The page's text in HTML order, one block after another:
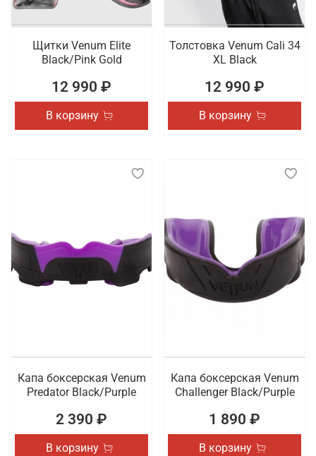
Щитки Venum Elite
Black/Pink Gold
12 990 ₽
В корзину
Толстовка Venum Cali 34
XL Black
12 990 ₽
В корзину
Капа боксерская Venum
Predator Black/Purple
2 390 ₽
В корзину
Капа боксерская Venum
Challenger Black/Purple
1 890 ₽
В корзину